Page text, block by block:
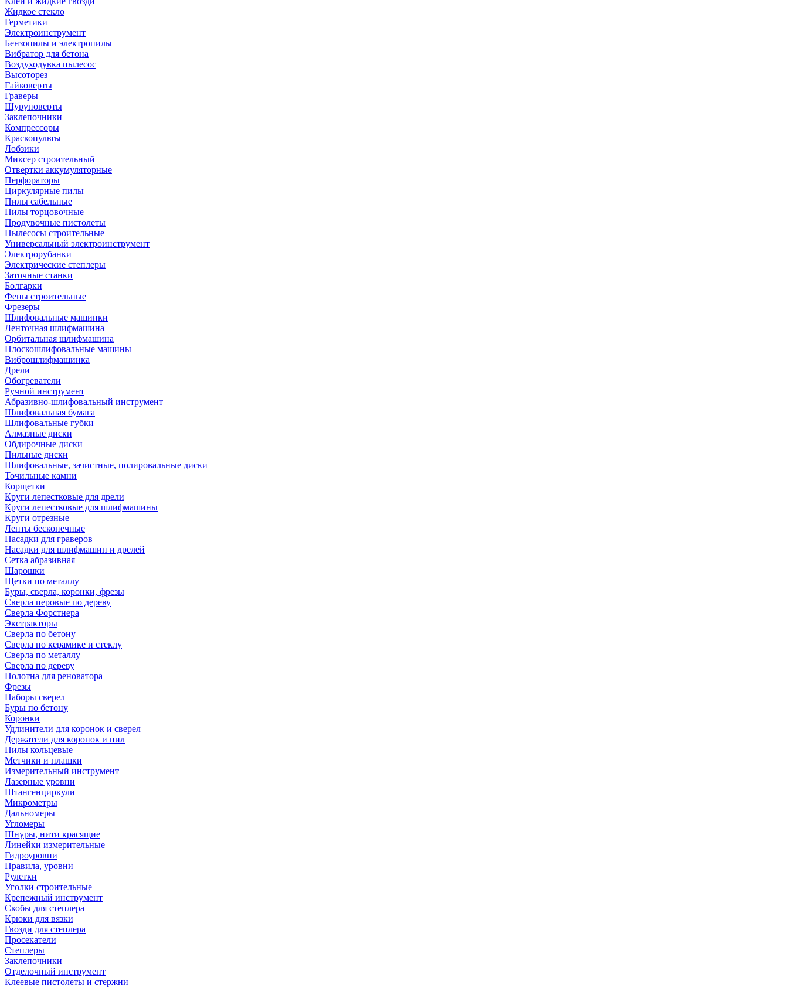
Жидкое стекло
Герметики
Электроинструмент
Бензопилы и электропилы
Вибратор для бетона
Воздуходувка пылесос
Высоторез
Гайковерты
Граверы
Шуруповерты
Заклепочники
Компрессоры
Краскопульты
Лобзики
Миксер строительный
Отвертки аккумуляторные
Перфораторы
Циркулярные пилы
Пилы сабельные
Пилы торцовочные
Продувочные пистолеты
Пылесосы строительные
Универсальный электроинструмент
Электрорубанки
Электрические степлеры
Заточные станки
Болгарки
Фены строительные
Фрезеры
Шлифовальные машинки
Ленточная шлифмашина
Орбитальная шлифмашина
Плоскошлифовальные машины
Виброшлифмашинка
Дрели
Обогреватели
Ручной инструмент
Абразивно-шлифовальный инструмент
Шлифовальная бумага
Шлифовальные губки
Алмазные диски
Обдирочные диски
Пильные диски
Шлифовальные, зачистные, полировальные диски
Точильные камни
Корщетки
Круги лепестковые для дрели
Круги лепестковые для шлифмашины
Круги отрезные
Ленты бесконечные
Насадки для граверов
Насадки для шлифмашин и дрелей
Сетка абразивная
Шарошки
Щетки по металлу
Буры, сверла, коронки, фрезы
Сверла перовые по дереву
Сверла Форстнера
Экстракторы
Сверла по бетону
Сверла по керамике и стеклу
Сверла по металлу
Сверла по дереву
Полотна для реноватора
Фрезы
Наборы сверел
Буры по бетону
Коронки
Удлинители для коронок и сверел
Держатели для коронок и пил
Пилы кольцевые
Метчики и плашки
Измерительный инструмент
Лазерные уровни
Штангенциркули
Микрометры
Дальномеры
Угломеры
Шнуры, нити красящие
Линейки измерительные
Гидроуровни
Правила, уровни
Рулетки
Уголки строительные
Крепежный инструмент
Скобы для степлера
Крюки для вязки
Гвозди для степлера
Просекатели
Степлеры
Заклепочники
Отделочный инструмент
Клеевые пистолеты и стержни